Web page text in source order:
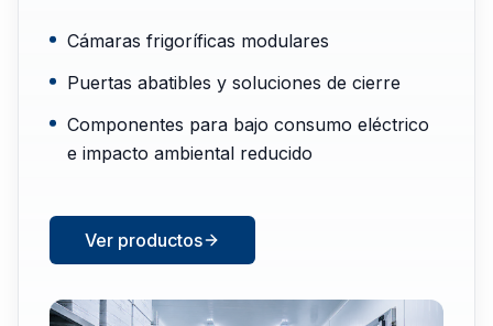
Cámaras frigoríficas modulares
Puertas abatibles y soluciones de cierre
Componentes para bajo consumo eléctrico
e impacto ambiental reducido
Ver productos